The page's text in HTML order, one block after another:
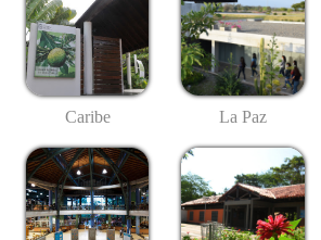
Caribe La Paz